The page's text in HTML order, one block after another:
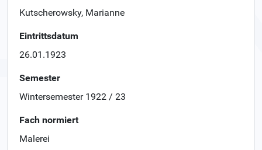
Kutscherowsky, Marianne
Eintrittsdatum
26.01.1923
Semester
Wintersemester 1922 / 23
Fach normiert
Malerei